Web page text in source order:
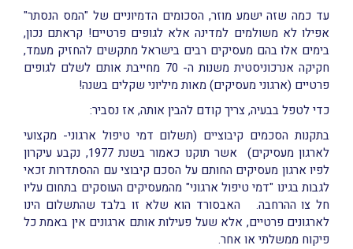
עד כמה שזה ישמע מוזר, הסכומים הדמיוניים של "המס הנסתר"
אפילו לא משולמים למדינה אלא לגופים פרטיים! קראתם נכון,
בימים אלו בהם מעסיקים רבים בישראל מתקשים להחזיק מעמד,
חקיקה אנרכוניסטית משנות ה- 70 מחייבת אותם לשלם לגופים
פרטיים (ארגוני מעסיקים) מאות מיליוני שקלים בשנה!
כדי לטפל בבעיה, צריך קודם להבין אותה, אז נסביר:
בתקנות הסכמים קיבוציים (תשלום דמי טיפול ארגוני- מקצועי
לארגון מעסיקים) אשר תוקנו כאמור בשנת 1977, נקבע עיקרון
לפיו ארגון מעסיקים החותם על הסכם קיבוצי עם ההסתדרות זכאי
לגבות בגינו "דמי טיפול ארגוני" מהמעסיקים העוסקים בתחום עליו
חל צו ההרחבה. האבסורד הוא שלא זו בלבד שהתשלום הינו
לארגונים פרטיים, אלא שעל פעילות אותם ארגונים אין באמת כל
פיקוח ממשלתי או אחר.